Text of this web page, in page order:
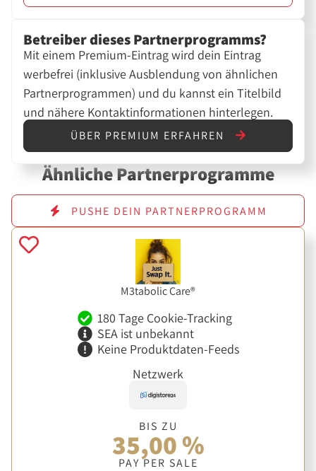
Betreiber dieses Partnerprogramms?
Mit einem Premium-Eintrag wird dein Eintrag
werbefrei (inklusive Ausblendung von ähnlichen
Partnerprogrammen) und du kannst ein Titelbild
und nähere Kontaktinformationen hinterlegen.
ÜBER PREMIUM ERFAHREN
Ähnliche Partnerprogramme
PUSHE DEIN PARTNERPROGRAMM
M3tabolic Care®
180 Tage Cookie-Tracking
SEA ist unbekannt
Keine Produktdaten-Feeds
Netzwerk
BIS ZU
35,00 %
PAY PER SALE